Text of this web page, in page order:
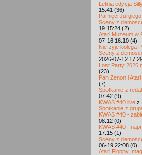
Letnia edycja
15:41 (36)
Pamięci Jurgiego
Sceny z
19 15:24 (2)
Atari Muzeum w
07-16 16:10 (4)
Nie żyje kolega
Sceny z
2026-07-12
Lost Party 2026
(23)
Pan Zenon i
(7)
Spotkanie z
07:42 (9)
KWAS #40 live z
Spotkanie z
KWAS #40 -
08:12 (0)
KWAS #40 -
17:15 (1)
Sceny z
06-19 22:08 (0)
Atari Floppy